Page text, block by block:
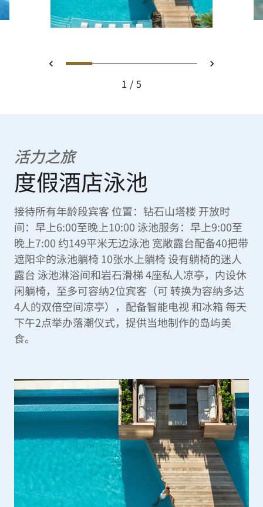
上一页
幻灯片 1 - Family Pool
幻灯片 2 - Diamond
幻灯片 3 - sunset,
幻灯片 4 -
幻灯片 5 -
下一页
1
5
活力之旅
度假酒店泳池
接待所有年龄段宾客 位置：钻石山塔楼 开放时
间：早上6:00至晚上10:00 泳池服务：早上9:00至
晚上7:00 约149平米无边泳池 宽敞露台配备40把带
遮阳伞的泳池躺椅 10张水上躺椅 设有躺椅的迷人
露台 泳池淋浴间和岩石滑梯 4座私人凉亭，内设休
闲躺椅，至多可容纳2位宾客（可 转换为容纳多达
4人的双倍空间凉亭），配备智能电视 和冰箱 每天
下午2点举办落潮仪式，提供当地制作的岛屿美
食。